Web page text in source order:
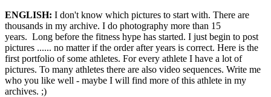
ENGLISH: I don't know which pictures to start with. There are
thousands in my archive. I do photography more than 15
years. Long before the fitness hype has started. I just begin to post
pictures ...... no matter if the order after years is correct. Here is the
first portfolio of some athletes. For every athlete I have a lot of
pictures. To many athletes there are also video sequences. Write me
who you like well - maybe I will find more of this athlete in my
archives. ;)